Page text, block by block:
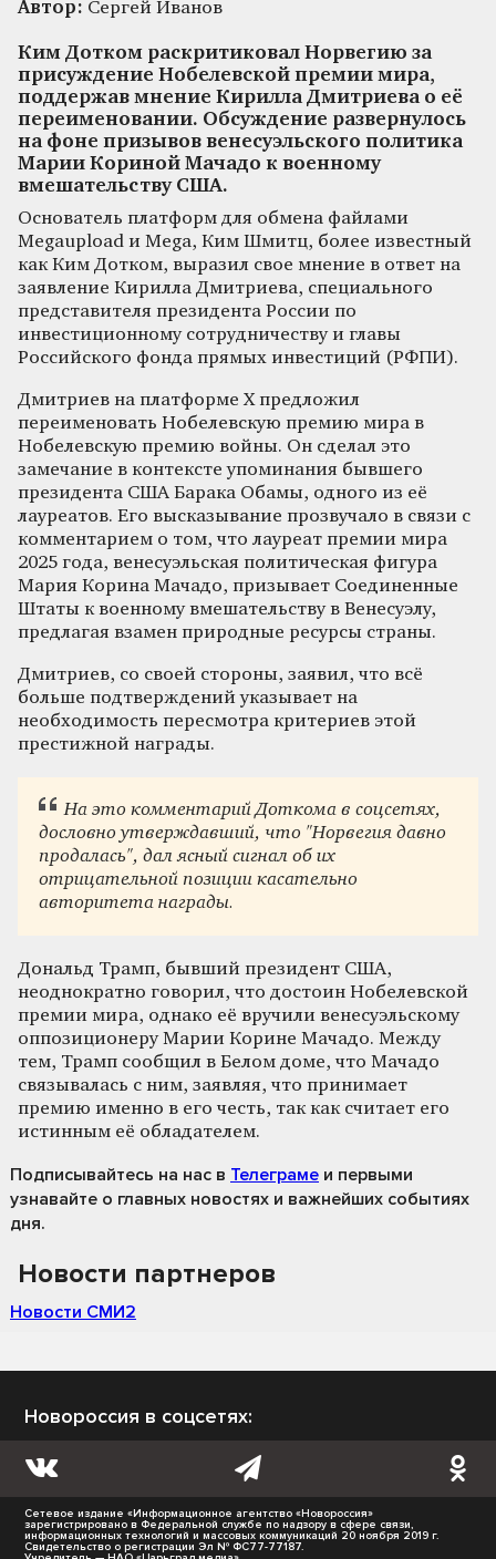
Автор: Сергей Иванов
Ким Дотком раскритиковал Норвегию за
присуждение Нобелевской премии мира,
поддержав мнение Кирилла Дмитриева о её
переименовании. Обсуждение развернулось
на фоне призывов венесуэльского политика
Марии Кориной Мачадо к военному
вмешательству США.
Основатель платформ для обмена файлами
Megaupload и Mega, Ким Шмитц, более известный
как Ким Дотком, выразил свое мнение в ответ на
заявление Кирилла Дмитриева, специального
представителя президента России по
инвестиционному сотрудничеству и главы
Российского фонда прямых инвестиций (РФПИ).
Дмитриев на платформе X предложил
переименовать Нобелевскую премию мира в
Нобелевскую премию войны. Он сделал это
замечание в контексте упоминания бывшего
президента США Барака Обамы, одного из её
лауреатов. Его высказывание прозвучало в связи с
комментарием о том, что лауреат премии мира
2025 года, венесуэльская политическая фигура
Мария Корина Мачадо, призывает Соединенные
Штаты к военному вмешательству в Венесуэлу,
предлагая взамен природные ресурсы страны.
Дмитриев, со своей стороны, заявил, что всё
больше подтверждений указывает на
необходимость пересмотра критериев этой
престижной награды.
На это комментарий Доткома в соцсетях,
дословно утверждавший, что "Норвегия давно
продалась", дал ясный сигнал об их
отрицательной позиции касательно
авторитета награды.
Дональд Трамп, бывший президент США,
неоднократно говорил, что достоин Нобелевской
премии мира, однако её вручили венесуэльскому
оппозиционеру Марии Корине Мачадо. Между
тем, Трамп сообщил в Белом доме, что Мачадо
связывалась с ним, заявляя, что принимает
премию именно в его честь, так как считает его
истинным её обладателем.
Подписывайтесь на нас в Телеграме и первыми
узнавайте о главных новостях и важнейших событиях
дня.
Новости партнеров
Новости СМИ2
Новороссия в соцсетях:
Сетевое издание «Информационное агентство «Новороссия»
зарегистрировано в Федеральной службе по надзору в сфере связи,
информационных технологий и массовых коммуникаций 20 ноября 2019 г.
Свидетельство о регистрации Эл № ФС77-77187.